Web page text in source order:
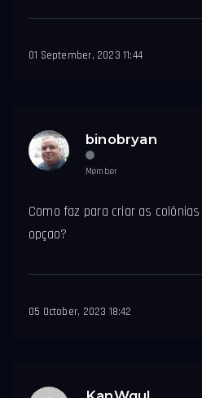
01 September, 2023 11:44
binobryan
Member
Como faz para criar as
opçao?
05 October, 2023 18:42